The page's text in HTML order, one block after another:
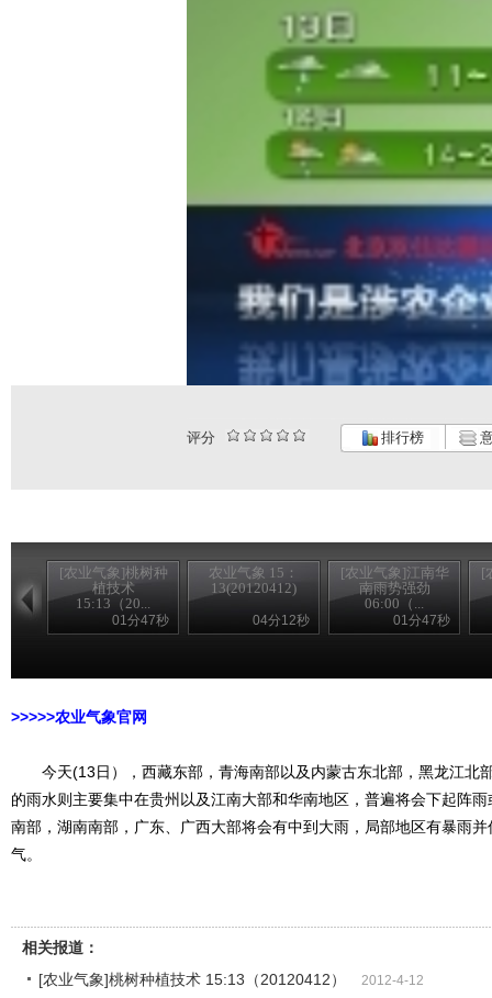
评分 排行榜
[农业气象]桃树种
植技术
15:13（20...
01分47秒
农业气象 15：
13(20120412)
04分12秒
[农业气象]江南华
南雨势强劲
06:00（...
01分47秒
[
>>>>>农业气象官网
今天(13日），西藏东部，青海南部以及内蒙古东北部，黑龙江北
的雨水则主要集中在贵州以及江南大部和华南地区，普遍将会下起阵
南部，湖南南部，广东、广西大部将会有中到大雨，局部地区有暴雨
气。
相关报道：
[农业气象]桃树种植技术 15:13（20120412）
2012-4-12